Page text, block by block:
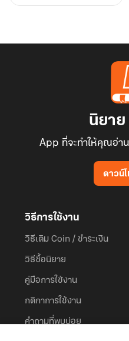
นิยาย
App ที่จะทำให้คุณอ่า
ดาวน์
วิธีการใช้งาน
วิธีเติม Coin / ชำระเงิน
วิธีซื้อนิยาย
คู่มือการใช้งาน
กติกาการใช้งาน
คำถามที่พบบ่อย